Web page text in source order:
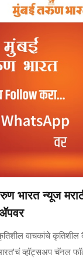
भारत न्यूज
वाचकांचे
व्हॉट्सअप चॅनल